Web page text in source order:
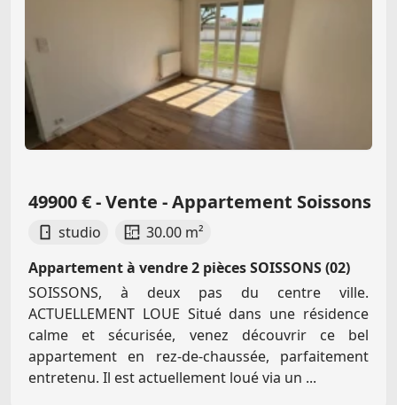
49900 € - Vente - Appartement Soissons
studio
30.00 m²
Appartement à vendre 2 pièces SOISSONS (02)
SOISSONS, à deux pas du centre ville.
ACTUELLEMENT LOUE Situé dans une résidence
calme et sécurisée, venez découvrir ce bel
appartement en rez-de-chaussée, parfaitement
entretenu. Il est actuellement loué via un ...